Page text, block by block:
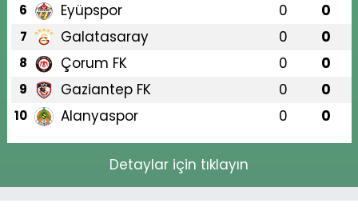
6 Eyüpspor 0 0
7 Galatasaray 0 0
8 Çorum FK 0 0
9 Gaziantep FK 0 0
10 Alanyaspor 0 0
Detaylar için tıklayın